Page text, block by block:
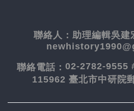
聯絡人： 助理編輯吳
聯絡電話： 02-2782-9555
115962 臺北市中研院